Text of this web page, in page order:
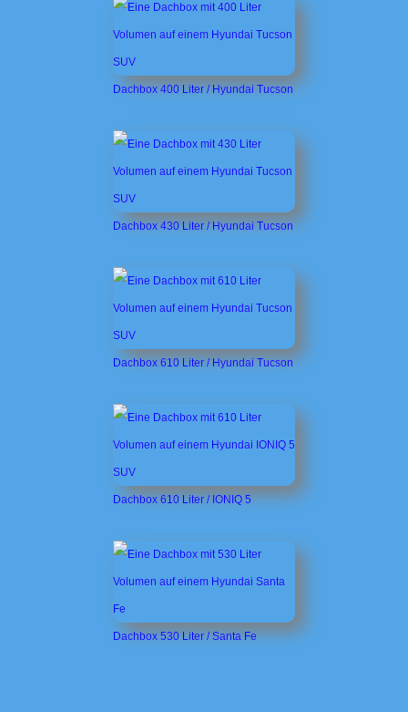
Dachbox 400 Liter / Hyundai Tucson
Dachbox 430 Liter / Hyundai Tucson
Dachbox 610 Liter / Hyundai Tucson
Dachbox 610 Liter / IONIQ 5
Dachbox 530 Liter / Santa Fe